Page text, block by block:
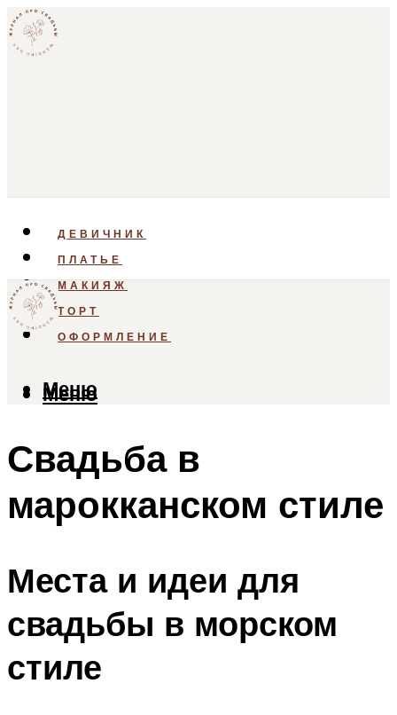
ДЕВИЧНИК
ПЛАТЬЕ
МАКИЯЖ
ТОРТ
ОФОРМЛЕНИЕ
Меню
Меню
Свадьба в
марокканском стиле
Места и идеи для
свадьбы в морском
стиле